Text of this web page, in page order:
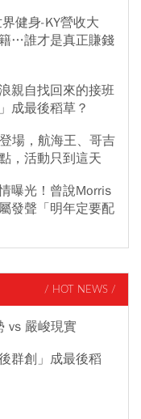
健身-KY營收大
…誰才是真正賺錢
親自找回來的接班
成最後稻草？
場，航海王、哥吉
，活動只到這天
曝光！曾說Morris
發聲「明年定要配
/ HOT NEWS /
vs 嚴峻現實
群創」成最後稻